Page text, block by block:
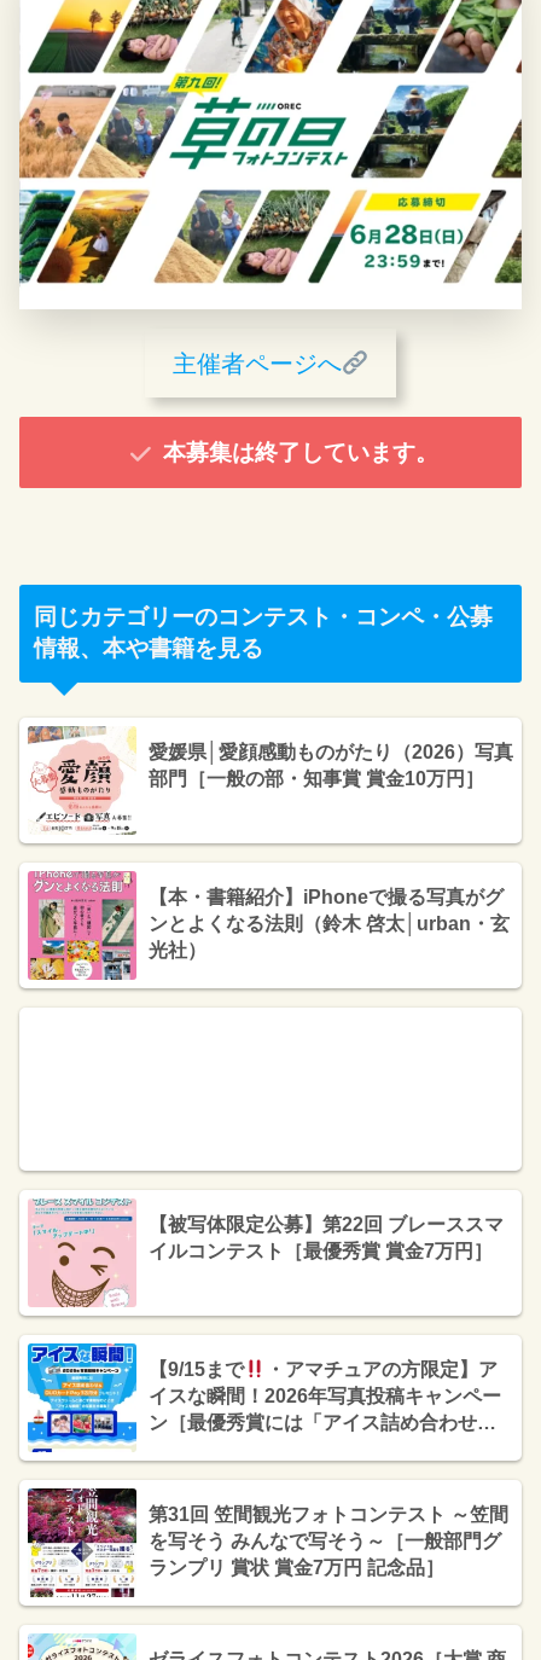
主催者ページへ
本募集は終了しています。
同じカテゴリーのコンテスト・コンペ・公募
情報、本や書籍を見る
愛媛県│愛顔感動ものがたり（2026）写真
部門［一般の部・知事賞 賞金10万円］
【本・書籍紹介】iPhoneで撮る写真がグ
ンとよくなる法則（鈴木 啓太│urban・玄
光社）
【被写体限定公募】第22回 ブレーススマ
イルコンテスト［最優秀賞 賞金7万円］
【9/15まで
・アマチュアの方限定】ア
イスな瞬間！2026年写真投稿キャンペー
ン［最優秀賞には「アイス詰め合わせ＆
第31回 笠間観光フォトコンテスト ～笠間
を写そう みんなで写そう～［一般部門グ
ランプリ 賞状 賞金7万円 記念品］